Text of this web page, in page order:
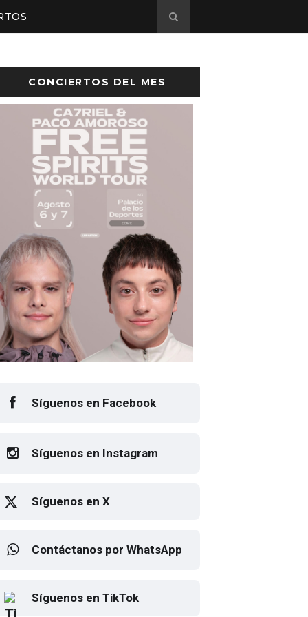
CONCIERTOS DEL MES
Síguenos en Facebook
Síguenos en Instagram
Síguenos en X
Contáctanos por WhatsApp
Síguenos en TikTok
Elton John regresa a CDMX
para despedirse en el Estadio